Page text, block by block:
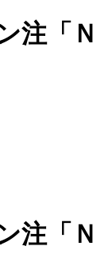
注「Ｎ
注「Ｎ